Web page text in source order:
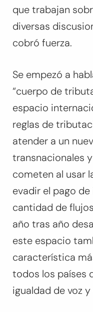
que trabajan
diversas
cobró fuerza.
Se empezó a
“cuerpo de
espacio
reglas de
atender a un
transnacionales
cometen al usar
evadir el pago
cantidad de
año tras año
este espacio
característica
todos los países
igualdad de voz